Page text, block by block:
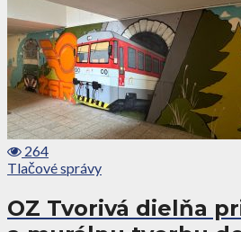
264
Tlačové správy
OZ Tvorivá dielňa